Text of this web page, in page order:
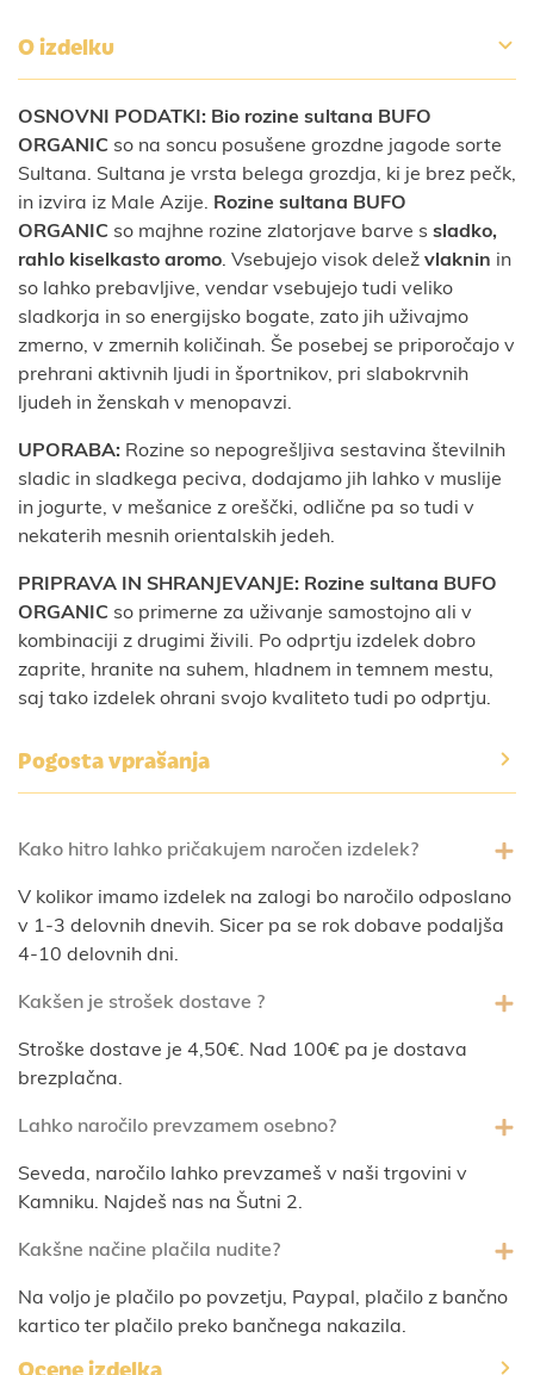
O izdelku
OSNOVNI PODATKI: Bio rozine sultana BUFO
ORGANIC so na soncu posušene grozdne jagode sorte
Sultana. Sultana je vrsta belega grozdja, ki je brez pečk,
in izvira iz Male Azije. Rozine sultana BUFO
ORGANIC so majhne rozine zlatorjave barve s sladko,
rahlo kiselkasto aromo. Vsebujejo visok delež vlaknin in
so lahko prebavljive, vendar vsebujejo tudi veliko
sladkorja in so energijsko bogate, zato jih uživajmo
zmerno, v zmernih količinah. Še posebej se priporočajo v
prehrani aktivnih ljudi in športnikov, pri slabokrvnih
ljudeh in ženskah v menopavzi.
UPORABA: Rozine so nepogrešljiva sestavina številnih
sladic in sladkega peciva, dodajamo jih lahko v muslije
in jogurte, v mešanice z oreščki, odlične pa so tudi v
nekaterih mesnih orientalskih jedeh.
PRIPRAVA IN SHRANJEVANJE: Rozine sultana BUFO
ORGANIC so primerne za uživanje samostojno ali v
kombinaciji z drugimi živili. Po odprtju izdelek dobro
zaprite, hranite na suhem, hladnem in temnem mestu,
saj tako izdelek ohrani svojo kvaliteto tudi po odprtju.
Pogosta vprašanja
Kako hitro lahko pričakujem naročen izdelek?
V kolikor imamo izdelek na zalogi bo naročilo odposlano
v 1-3 delovnih dnevih. Sicer pa se rok dobave podaljša
4-10 delovnih dni.
Kakšen je strošek dostave ?
Stroške dostave je 4,50€. Nad 100€ pa je dostava
brezplačna.
Lahko naročilo prevzamem osebno?
Seveda, naročilo lahko prevzameš v naši trgovini v
Kamniku. Najdeš nas na Šutni 2.
Kakšne načine plačila nudite?
Na voljo je plačilo po povzetju, Paypal, plačilo z bančno
kartico ter plačilo preko bančnega nakazila.
Ocene izdelka